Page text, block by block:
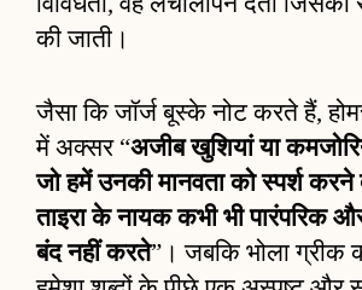
की जाती।
जैसा कि जॉर्ज बूस्के नोट करते हैं,
में अक्सर “अजीब खुशियां या
जो हमें उनकी मानवता को स्पर्श करने
ताइरा के नायक कभी भी पारंपरिक
बंद नहीं करते”। जबकि भोला ग्रीक